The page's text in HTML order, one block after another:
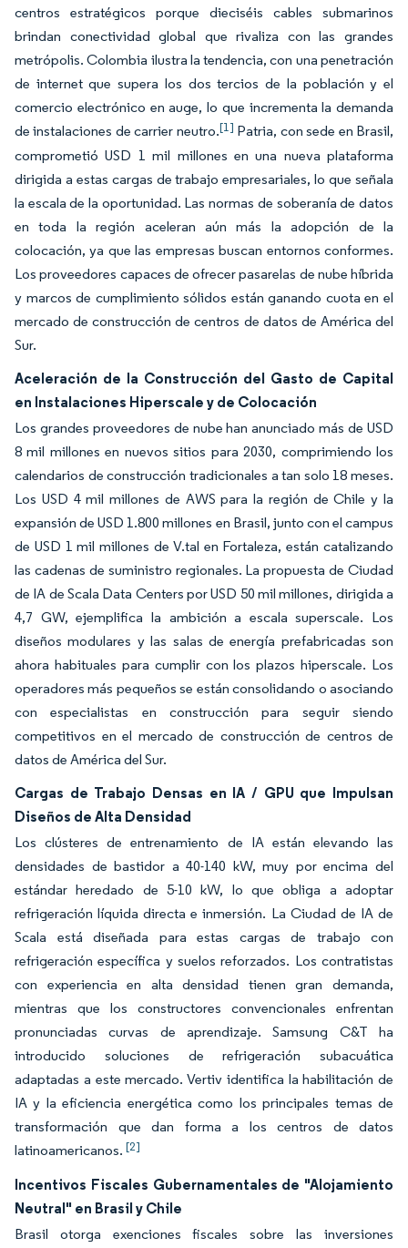
centros estratégicos porque dieciséis cables submarinos
brindan conectividad global que rivaliza con las grandes
metrópolis. Colombia ilustra la tendencia, con una penetración
de internet que supera los dos tercios de la población y el
comercio electrónico en auge, lo que incrementa la demanda
de instalaciones de carrier neutro.[1] Patria, con sede en Brasil,
comprometió USD 1 mil millones en una nueva plataforma
dirigida a estas cargas de trabajo empresariales, lo que señala
la escala de la oportunidad. Las normas de soberanía de datos
en toda la región aceleran aún más la adopción de la
colocación, ya que las empresas buscan entornos conformes.
Los proveedores capaces de ofrecer pasarelas de nube híbrida
y marcos de cumplimiento sólidos están ganando cuota en el
mercado de construcción de centros de datos de América del
Sur.
Aceleración de la Construcción del Gasto de Capital
en Instalaciones Hiperscale y de Colocación
Los grandes proveedores de nube han anunciado más de USD
8 mil millones en nuevos sitios para 2030, comprimiendo los
calendarios de construcción tradicionales a tan solo 18 meses.
Los USD 4 mil millones de AWS para la región de Chile y la
expansión de USD 1.800 millones en Brasil, junto con el campus
de USD 1 mil millones de V.tal en Fortaleza, están catalizando
las cadenas de suministro regionales. La propuesta de Ciudad
de IA de Scala Data Centers por USD 50 mil millones, dirigida a
4,7 GW, ejemplifica la ambición a escala superscale. Los
diseños modulares y las salas de energía prefabricadas son
ahora habituales para cumplir con los plazos hiperscale. Los
operadores más pequeños se están consolidando o asociando
con especialistas en construcción para seguir siendo
competitivos en el mercado de construcción de centros de
datos de América del Sur.
Cargas de Trabajo Densas en IA / GPU que Impulsan
Diseños de Alta Densidad
Los clústeres de entrenamiento de IA están elevando las
densidades de bastidor a 40-140 kW, muy por encima del
estándar heredado de 5-10 kW, lo que obliga a adoptar
refrigeración líquida directa e inmersión. La Ciudad de IA de
Scala está diseñada para estas cargas de trabajo con
refrigeración específica y suelos reforzados. Los contratistas
con experiencia en alta densidad tienen gran demanda,
mientras que los constructores convencionales enfrentan
pronunciadas curvas de aprendizaje. Samsung C&T ha
introducido soluciones de refrigeración subacuática
adaptadas a este mercado. Vertiv identifica la habilitación de
IA y la eficiencia energética como los principales temas de
transformación que dan forma a los centros de datos
latinoamericanos. [2]
Incentivos Fiscales Gubernamentales de "Alojamiento
Neutral" en Brasil y Chile
Brasil otorga exenciones fiscales sobre las inversiones